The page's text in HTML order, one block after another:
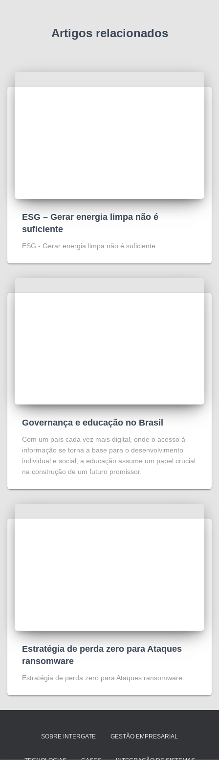
Artigos relacionados
ESG – Gerar energia limpa não é
suficiente
ESG - Gerar energia limpa não é suficiente
Governança e educação no Brasil
Com um país cada vez mais digital, onde o acesso à
informação se torna a base para o desenvolvimento
individual e social, a educação assume um papel crucial
na construção de um futuro promissor.
Estratégia de perda zero para Ataques
ransomware
Estratégia de perda zero para Ataques ransomware
SOBRE INTERGATE GESTÃO EMPRESARIAL